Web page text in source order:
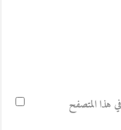
هذا المتصفح